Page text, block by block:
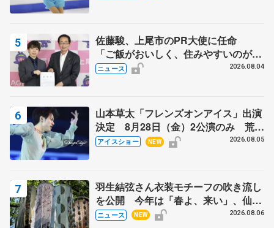
佐藤駿、上尾市のPR大使に任命
「ご飯がおいしく、住みやすいのが魅
力」
ニュース 2026.08.04
山本草太「フレンズオンアイス」出演
決定 8月28日（金）2公演のみ 荒川
静香さんプロデュース、20周年のアイ
アイスショー NEW 2026.08.05
羽生結弦さん衣装モチーフの吹き流し
を公開 今年は「春よ、来い」、仙台
の瑞鳳殿
ニュース NEW 2026.08.06